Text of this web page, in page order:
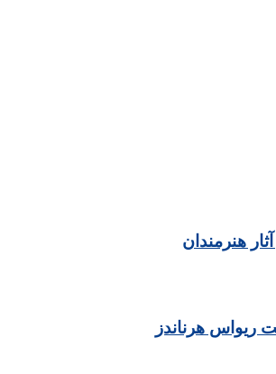
هنرمندان
ریواس هرناندز